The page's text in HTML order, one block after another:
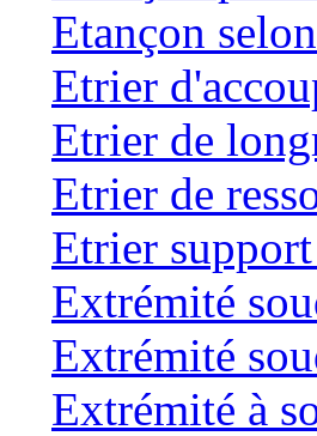
Etançon
Etrier
Etrier de
Etrier de
Etrier
Extrémité
Extrémité
Extrémité à